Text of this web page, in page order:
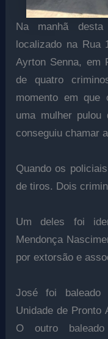
Na manhã
localizado na Rua
Ayrton Senna, em
de quatro
momento em que
uma mulher pulou
conseguiu chamar
Quando os
de tiros. Dois
Um deles foi
Mendonça
por extorsão e
José foi
Unidade de Pronto
O outro